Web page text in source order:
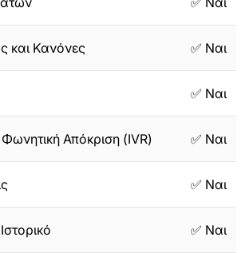
και Κανόνες ✅ Ναι
✅ Ναι
Απόκριση (IVR) ✅ Ναι
✅ Ναι
✅ Ναι